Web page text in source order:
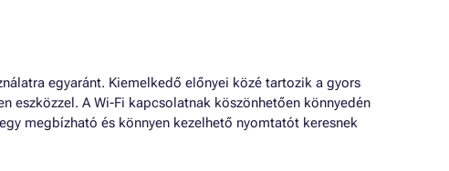
egyaránt. Kiemelkedő előnyei közé tartozik a gyors
eszközzel. A Wi-Fi kapcsolatnak köszönhetően könnyedén
megbízható és könnyen kezelhető nyomtatót keresnek